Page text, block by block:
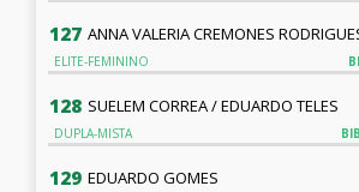
127 ANNA VALERIA CREMONES
ELITE-FEMININO
128
BIB
SUELEM CORREA / EDUARDO TELES
DUPLA-MISTA
129 EDUARDO GOMES